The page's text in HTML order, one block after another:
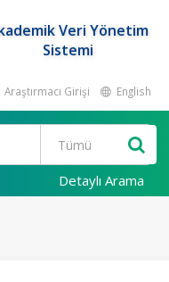
Veri Yönetim
Sistemi
Araştırmacı Girişi English
Detaylı Arama